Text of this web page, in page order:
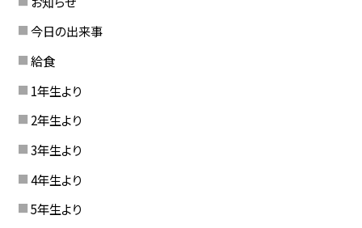
今日の出来事
給食
1年生より
2年生より
3年生より
4年生より
5年生より